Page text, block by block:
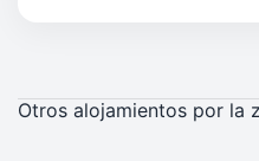
Otros alojamientos por la